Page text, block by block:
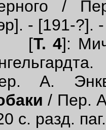
/
- [191-?].
Т. 4]:
А.
/ Пер.
с. разд.